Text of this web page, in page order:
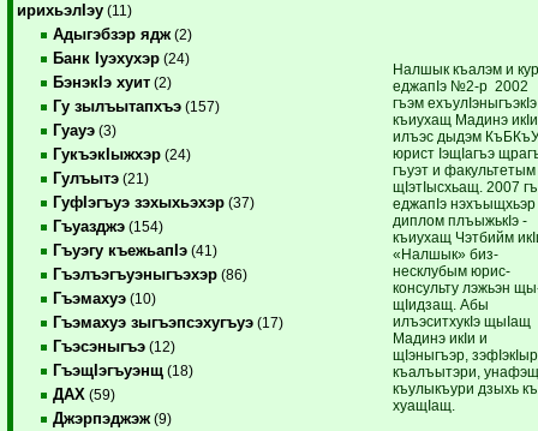
ирихьэлIэу (11)
Адыгэбзэр ядж (2)
Банк Iуэхухэр (24)
БэнэкIэ хуит (2)
Гу зылъытапхъэ (157)
Гуауэ (3)
ГукъэкIыжхэр (24)
Гулъытэ (21)
ГуфIэгъуэ зэхыхьэхэр (37)
Гъуазджэ (154)
Гъуэгу къежьапIэ (41)
Гъэлъэгъуэныгъэхэр (86)
Гъэмахуэ (10)
Гъэмахуэ зыгъэпсэхугъуэ (17)
Гъэсэныгъэ (12)
ГъэщIэгъуэнщ (18)
ДАХ (59)
Джэрпэджэж (9)
Налшык къалэм и
еджапIэ ­№2-р 2002
гъэм ехъулIэ­ныгъэкIэ
къиухащ Мадинэ
илъэс дыдэм
юрист IэщIагъэ
гъуэт и факультетым
щIэтIысхьащ. 2007
еджапIэ нэхъыщхьэр
дип­­­лом плъыжь­кIэ ­
къиухащ Чэтбийм
«Налшык» биз­
несклубым юрис­­
консуль­ту лэжьэн
щIидзащ. Абы
илъэситхукIэ щы­Iащ
Мадинэ икIи и
щIэныгъэр, зэфIэкIыр
къалъытэри,
къулы­къури дзыхь
хуащIащ.